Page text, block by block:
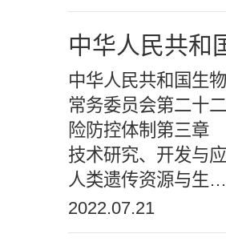
中华人民共和
中华人民共和国生
常务委员会第二十
险防控体制第三章
技术研究、开发与
人类遗传资源与生…
2022.07.21